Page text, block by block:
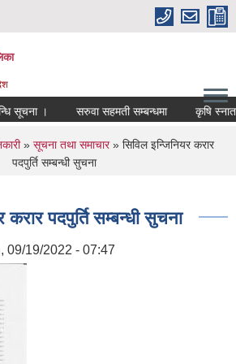
सूचना । सरुवा सहमती सम्बन्धमा कृषि
» सूचना तथा समाचार» सिविल इन्जिनियर करार
पदपुर्ति सम्बन्धी सुचना
करार पदपुर्ति सम्बन्धी सुचना
09/19/2022 - 07:47